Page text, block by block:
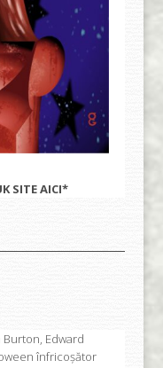
SITEAICI*
Edward
înfricoșător